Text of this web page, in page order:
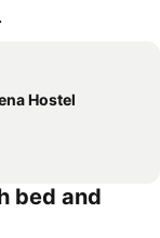
Hostel
bed and